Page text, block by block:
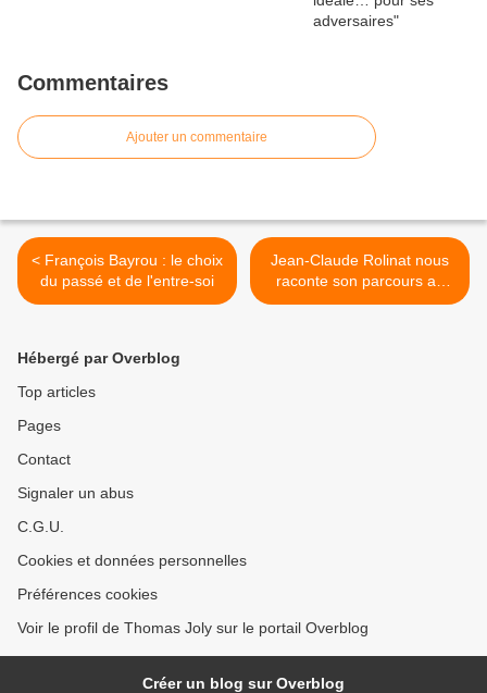
Commentaires
Ajouter un commentaire
< François Bayrou : le choix
du passé et de l'entre-soi
Jean-Claude Rolinat nous
raconte son parcours au
Front National >
Hébergé par Overblog
Top articles
Pages
Contact
Signaler un abus
C.G.U.
Cookies et données personnelles
Préférences cookies
Voir le profil de Thomas Joly sur le portail Overblog
Créer un blog sur Overblog